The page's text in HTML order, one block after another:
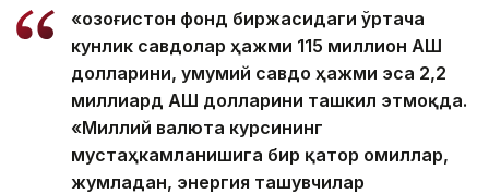
«Қозоғистон фонд биржасидаги ўртача
кунлик савдолар ҳажми 115 миллион АҚШ
долларини, умумий савдо ҳажми эса 2,2
миллиард АҚШ долларини ташкил этмоқда.
«Миллий валюта курсининг
мустаҳкамланишига бир қатор омиллар,
жумладан, энергия ташувчилар